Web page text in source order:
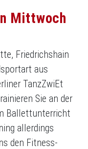
Mittwoch
Friedrichshain
aus
TanzZwiEt
Sie an der
Ballettunterricht
allerdings
den Fitness-